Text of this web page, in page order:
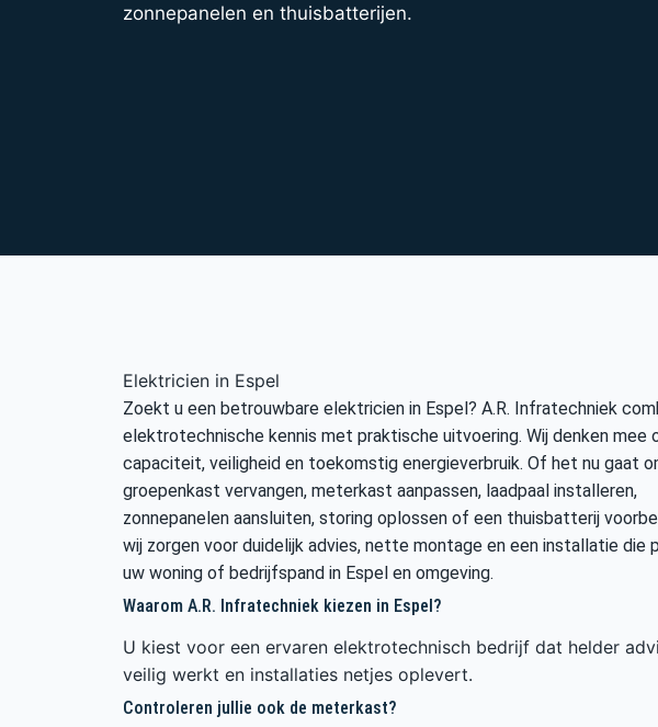
zonnepanelen en thuisbatterijen.
Elektricien in Espel
Zoekt u een betrouwbare elektricien in Espel? A.R. Infratechniek
elektrotechnische kennis met praktische uitvoering. Wij denken mee
capaciteit, veiligheid en toekomstig energieverbruik. Of het nu gaat
groepenkast vervangen, meterkast aanpassen, laadpaal installeren,
zonnepanelen aansluiten, storing oplossen of een thuisbatterij
wij zorgen voor duidelijk advies, nette montage en een installatie die
uw woning of bedrijfspand in Espel en omgeving.
Waarom A.R. Infratechniek kiezen in Espel?
U kiest voor een ervaren elektrotechnisch bedrijf dat helder
veilig werkt en installaties netjes oplevert.
Controleren jullie ook de meterkast?